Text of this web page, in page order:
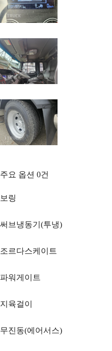
주요 옵션 0건
보링
써브냉동기(투냉)
조르다스케이트
파워게이트
지육걸이
무진동(에어서스)